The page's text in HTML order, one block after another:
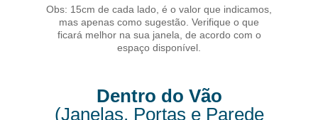
Obs: 15cm de cada lado, é o valor que indicamos,
mas apenas como sugestão. Verifique o que
ficará melhor na sua janela, de acordo com o
espaço disponível.
Dentro do Vão
(Janelas, Portas e Parede